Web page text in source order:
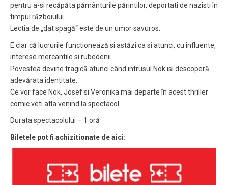
pentru a-si recăpăta pământurile părintilor, deportati de nazisti în
timpul războiului.
Lectia de „dat spagă“ este de un umor savuros.
E clar că lucrurile functionează si astăzi ca si atunci, cu influente,
interese mercantile si rubedenii.
Povestea devine tragică atunci când intrusul Nok isi descoperă
adevărata identitate.
Ce vor face Nok, Josef si Veronika mai departe în acest thriller
comic veti afla venind la spectacol.
Durata spectacolului – 1 oră
Biletele pot fi achizitionate de aici: